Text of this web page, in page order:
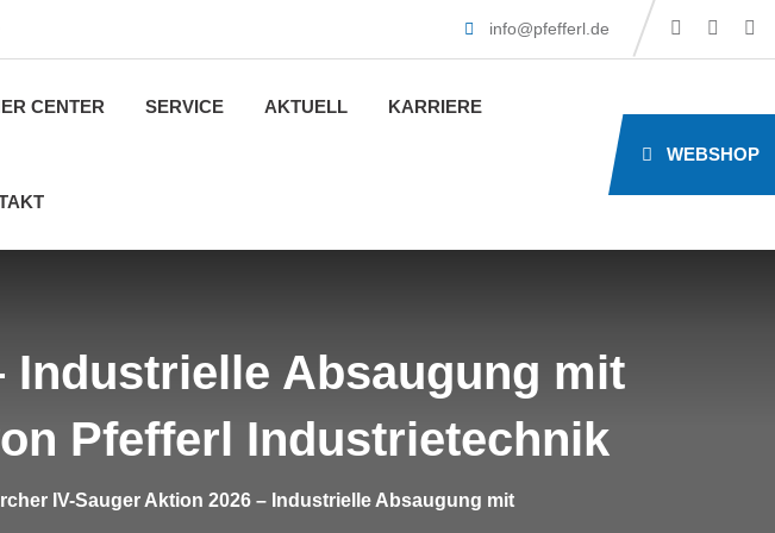
info@pfefferl.de
CENTER SERVICE AKTUELL KARRIERE
WEBSHOP
Industrielle Absaugung mit
Pfefferl Industrietechnik
IV-Sauger Aktion 2026 – Industrielle Absaugung mit